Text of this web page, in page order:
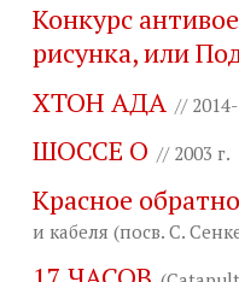
Конкурс
рисунка, или
ХТОН АДА //
ШОССЕ О // 2003 г.
Красное
и кабеля (посв. С.